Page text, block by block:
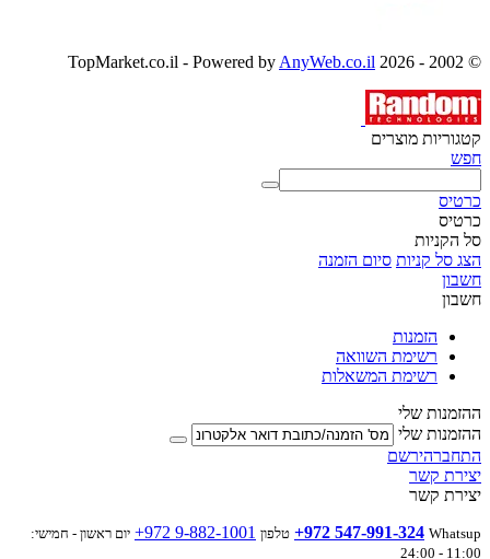
© 2002 - 2026 TopMarket.co.il - Powered by
AnyWeb.co.il
קטגוריות מוצרים
חפש
כרטיס
כרטיס
סל הקניות
הצג סל קניות סיום הזמנה
חשבון
חשבון
הזמנות
רשימת השוואה
רשימת המשאלות
ההזמנות שלי
ההזמנות שלי
התחברהירשם
יצירת קשר
יצירת קשר
Whatsup
+972 547-991-324 טלפון +972 9-882-1001 יום ראשון - חמישי:
11:00 - 24:00